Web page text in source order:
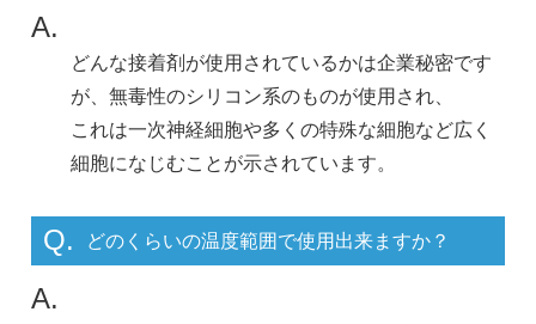
A.
どんな接着剤が使用されているかは企業秘密です
が、無毒性のシリコン系のものが使用され、
これは一次神経細胞や多くの特殊な細胞など広く
細胞になじむことが示されています。
Q. どのくらいの温度範囲で使用出来ますか？
A.